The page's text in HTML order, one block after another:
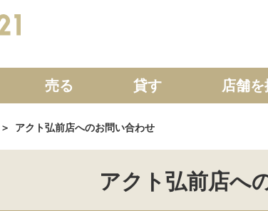
中古一戸建て マンション
売る 貸す 店舗
アクト弘前店へのお問い合わせ
アクト弘前店へ